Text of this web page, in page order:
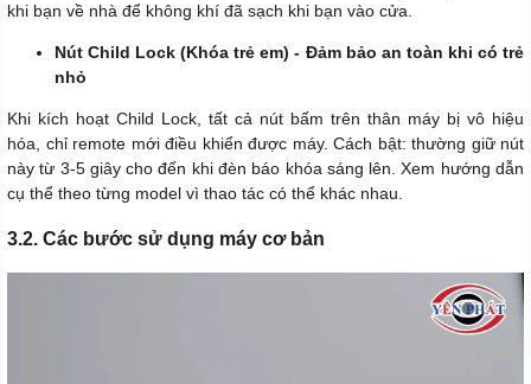
khi bạn về nhà để không khí đã sạch khi bạn vào cửa.
Nút Child Lock (Khóa trẻ em) - Đảm bảo an toàn khi có trẻ
nhỏ
Khi kích hoạt Child Lock, tất cả nút bấm trên thân máy bị vô hiệu
hóa, chỉ remote mới điều khiển được máy. Cách bật: thường giữ nút
này từ 3-5 giây cho đến khi đèn báo khóa sáng lên. Xem hướng dẫn
cụ thể theo từng model vì thao tác có thể khác nhau.
3.2. Các bước sử dụng máy cơ bản